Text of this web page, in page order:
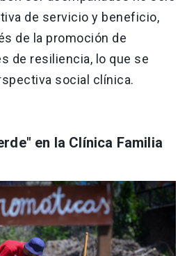
de servicio y beneficio,
de la promoción de
de resiliencia, lo que se
social clínica.
en la Clínica Familia